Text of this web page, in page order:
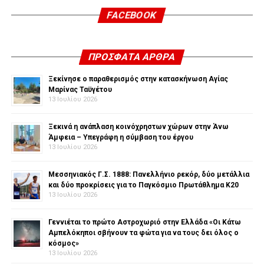
FACEBOOK
ΠΡΌΣΦΑΤΑ ΆΡΘΡΑ
Ξεκίνησε ο παραθερισμός στην κατασκήνωση Αγίας
Μαρίνας Ταϋγέτου
13 Ιουλίου 2026
Ξεκινά η ανάπλαση κοινόχρηστων χώρων στην Άνω
Άμφεια – Υπεγράφη η σύμβαση του έργου
13 Ιουλίου 2026
Μεσσηνιακός Γ.Σ. 1888: Πανελλήνιο ρεκόρ, δύο μετάλλια
και δύο προκρίσεις για το Παγκόσμιο Πρωτάθλημα Κ20
13 Ιουλίου 2026
Γεννιέται το πρώτο Αστροχωριό στην Ελλάδα «Οι Κάτω
Αμπελόκηποι σβήνουν τα φώτα για να τους δει όλος ο
κόσμος»
13 Ιουλίου 2026